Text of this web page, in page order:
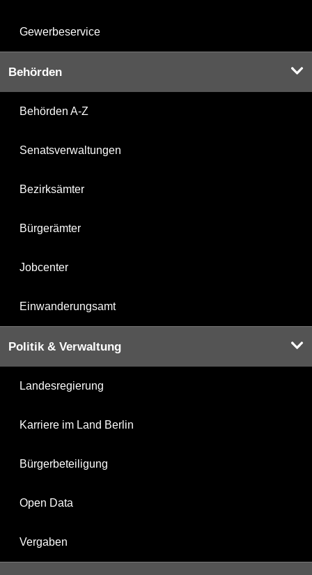
Gewerbeservice
Behörden
Behörden A-Z
Senatsverwaltungen
Bezirksämter
Bürgerämter
Jobcenter
Einwanderungsamt
Politik & Verwaltung
Landesregierung
Karriere im Land Berlin
Bürgerbeteiligung
Open Data
Vergaben